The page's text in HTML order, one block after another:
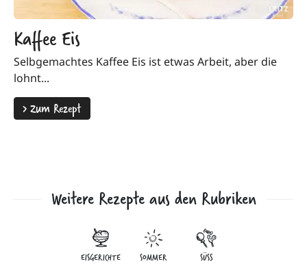
Kaffee Eis
Selbgemachtes Kaffee Eis ist etwas Arbeit, aber die
lohnt...
>Zum Rezept
Weitere Rezepte aus den Rubriken
EISGERICHTE SOMMER SÜSS